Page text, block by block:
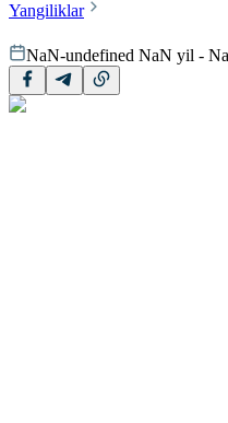
Yangiliklar
NaN-undefined NaN yil -